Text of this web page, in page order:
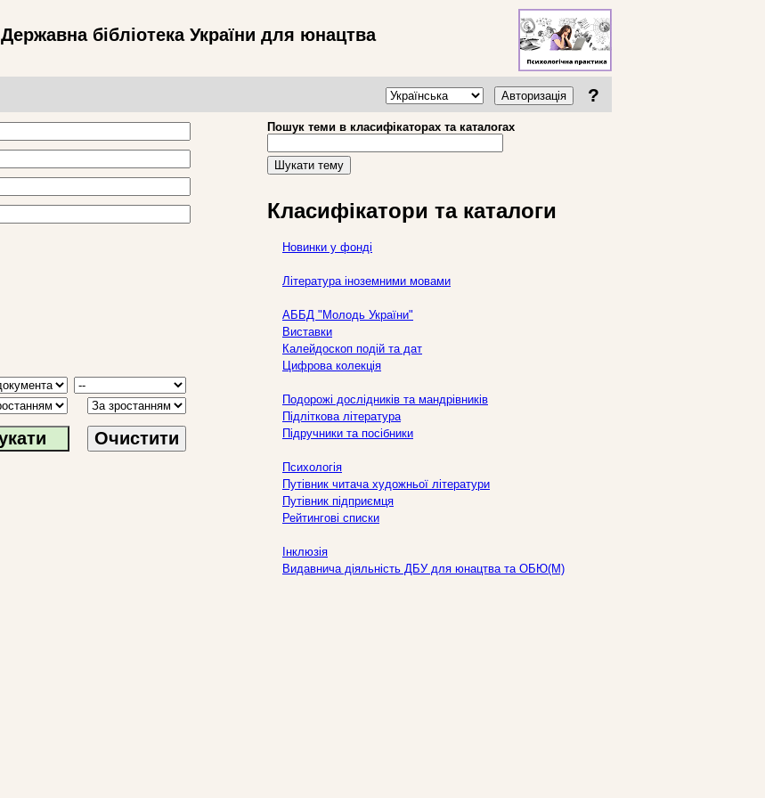
Державна бібліотека України для юнацтва
Авторизація ?
Очистити
Пошук теми в класифікаторах та каталогах
Шукати тему
Класифікатори та каталоги
Новинки у фонді
Література іноземними мовами
АББД "Молодь України"
Виставки
Калейдоскоп подій та дат
Цифрова колекція
Подорожі дослідників та мандрівників
Підліткова література
Підручники та посібники
Психологія
Путівник читача художньої літератури
Путівник підприємця
Рейтингові списки
Інклюзія
Видавнича діяльність ДБУ для юнацтва та ОБЮ(М)